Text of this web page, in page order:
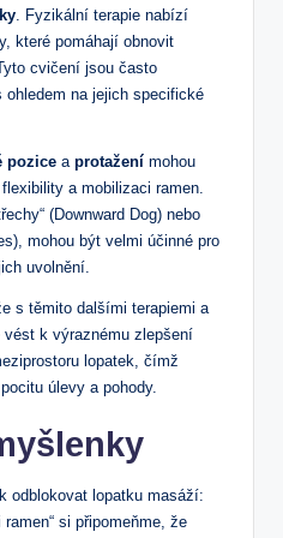
. Fyzikální terapie nabízí
které pomáhají obnovit
cvičení jsou často
ohledem na jejich specifické
pozice a protažení mohou
a mobilizaci ramen.
(Downward Dog) nebo
mohou být velmi účinné pro
uvolnění.
s těmito dalšími terapiemi a
k výraznému zlepšení
lopatek, čímž
úlevy a pohody.
odblokovat lopatku masáží:
si připomeňme, že